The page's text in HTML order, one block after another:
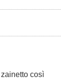
così